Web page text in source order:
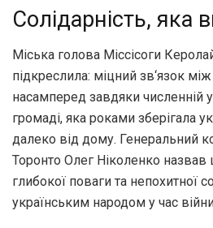
Солідарність, яка
Міська голова Міссісоги
підкреслила: міцний зв‘язок між
насамперед завдяки численній
громаді, яка роками зберігала
далеко від дому. Генеральний
Торонто Олег Ніколенко
глибокої поваги та непохитної
українським народом у час